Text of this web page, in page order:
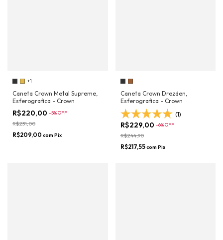
+1
Caneta Crown Metal Supreme,
Esferografica - Crown
R$220,00 -5%OFF
R$231,00
R$209,00 com Pix
Caneta Crown Drezden,
Esferografica - Crown
(1)
R$229,00 -6%OFF
R$244,90
R$217,55com Pix